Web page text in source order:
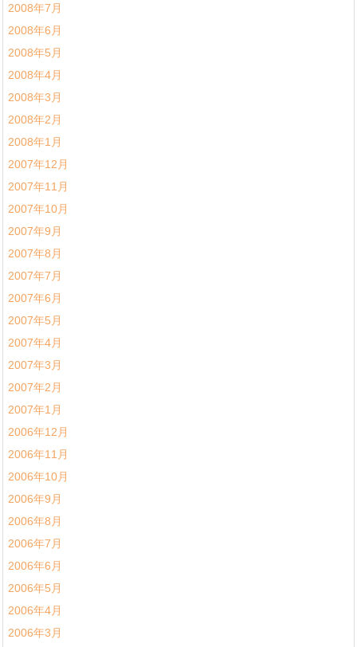
2008年7月
2008年6月
2008年5月
2008年4月
2008年3月
2008年2月
2008年1月
2007年12月
2007年11月
2007年10月
2007年9月
2007年8月
2007年7月
2007年6月
2007年5月
2007年4月
2007年3月
2007年2月
2007年1月
2006年12月
2006年11月
2006年10月
2006年9月
2006年8月
2006年7月
2006年6月
2006年5月
2006年4月
2006年3月